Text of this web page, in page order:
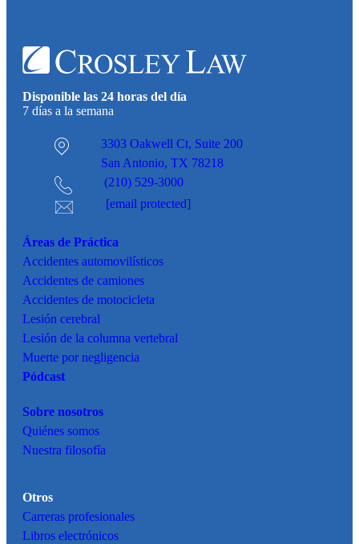
Disponible las 24 horas del día
7 días a la semana
3303 Oakwell Ct, Suite 200
San Antonio, TX 78218
(210) 529-3000
[email protected]
Áreas de Práctica
Accidentes automovilísticos
Accidentes de camiones
Accidentes de motocicleta
Lesión cerebral
Lesión de la columna vertebral
Muerte por negligencia
Pódcast
Sobre nosotros
Quiénes somos
Nuestra filosofía
Otros
Carreras profesionales
Libros electrónicos